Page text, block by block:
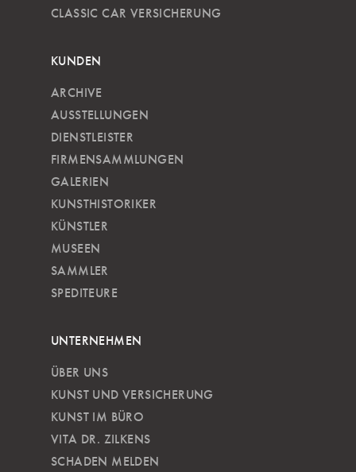
CLASSIC CAR VERSICHERUNG
KUNDEN
ARCHIVE
AUSSTELLUNGEN
DIENSTLEISTER
FIRMENSAMMLUNGEN
GALERIEN
KUNSTHISTORIKER
KÜNSTLER
MUSEEN
SAMMLER
SPEDITEURE
UNTERNEHMEN
ÜBER UNS
KUNST UND VERSICHERUNG
KUNST IM BÜRO
VITA DR. ZILKENS
SCHADEN MELDEN